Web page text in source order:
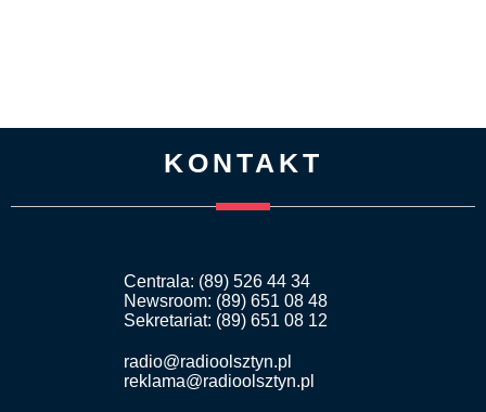
KONTAKT
Centrala: (89) 526 44 34
Newsroom: (89) 651 08 48
Sekretariat: (89) 651 08 12
radio@radioolsztyn.pl
reklama@radioolsztyn.pl